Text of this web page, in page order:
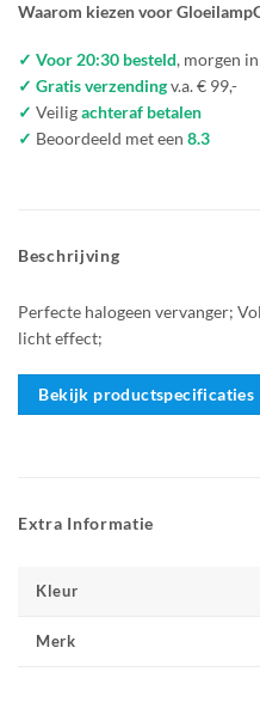
Waarom kiezen voor
✓ Voor 20:30 besteld, morgen
✓ Gratis verzendingv.a. € 99,-
✓ Veiligachteraf betalen
✓ Beoordeeld met een 8.3
Beschrijving
Perfecte halogeen vervanger;
licht effect;
Bekijk productspecificaties
Extra Informatie
Kleur
Merk